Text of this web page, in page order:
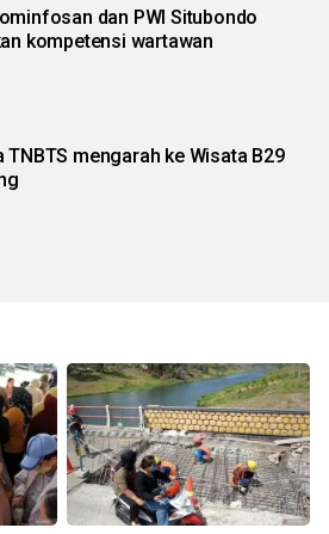
dan PWI Situbondo
kompetensi wartawan
TNBTS mengarah ke Wisata B29